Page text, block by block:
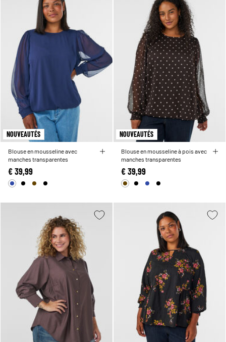
NOUVEAUTÉS
Blouse en mousseline avec
manches transparentes
€ 39,99
NOUVEAUTÉS
Blouse en mousseline à pois avec
manches transparentes
€ 39,99